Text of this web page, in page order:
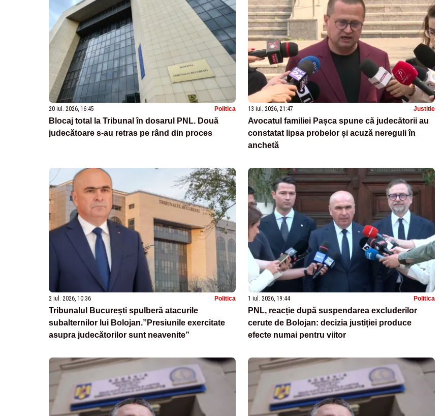
20 iul. 2026, 16:45 Politica
Blocaj total la Tribunal în dosarul PNL. Două
judecătoare s-au retras pe rând din proces
13 iul. 2026, 21:47 Justitie
Avocatul familiei Pașca spune că judecătorii au
constatat lipsa probelor și acuză nereguli în
anchetă
2 iul. 2026, 10:36 Politica
Tribunalul București spulberă atacurile
subalternilor lui Bolojan.”Presiunile exercitate
asupra judecătorilor sunt neavenite”
1 iul. 2026, 19:44 Politica
PNL, reacție după suspendarea excluderilor
cerute de Bolojan: decizia justiției produce
efecte numai pentru viitor